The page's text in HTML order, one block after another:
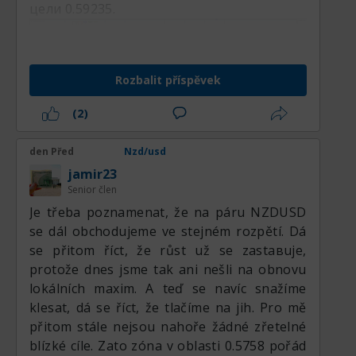
Momentum indikátory na grafu H4 nadále
podporují opatrně býčí výhled. 20periodický
klouzavý průměr zůstává nad
50periodickým klouzavým průměrem, což
odráží zlepšující se krátkodobý trend,
zatímco cena se nadále obchoduje nad
oběma těmito dynamickými úrovněmi
Klesající trendová linie – strop
Hlavní diagonální dynamická
rezistence vycházející z nedávných nižších
medvědího biasu je nutné hodinové
uzavření nad 0,5896.
100hodinový jednoduchý klouzavý
průměr (0,5872):Působí jako
bezprostřední dynamická rezistence nad
trhem a úspěšně zastavuje krátkodobé
korekční růsty.
Bezprostřední horizontální dno
(0,5860): Hlavní intradenní support, který
je aktuálně testován.
Sekundární podpůrná zóna (0,5849):
Rozbalit příspěvek
(2)
den Před Nzd/usd
jamir23
Senior člen
Je třeba poznamenat, že na páru NZDUSD
se dál obchodujeme ve stejném rozpětí. Dá
se přitom říct, že růst už se zastавuje,
protože dnes jsme tak ani nešli na obnovu
lokálních maxim. A teď se navíc snažíme
klesat, dá se říct, že tlačíme na jih. Pro mě
přitom stále nejsou nahoře žádné zřetelné
blízké cíle. Zato zóna v oblasti 0.5758 pořád